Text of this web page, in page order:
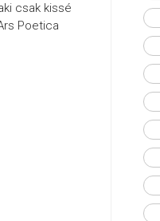
csak kissé
Poetica